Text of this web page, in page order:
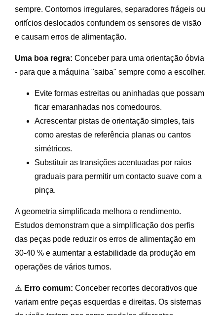
sempre. Contornos irregulares, separadores frágeis ou
orifícios deslocados confundem os sensores de visão
e causam erros de alimentação.
Uma boa regra: Conceber para uma orientação óbvia
- para que a máquina "saiba" sempre como a escolher.
Evite formas estreitas ou aninhadas que possam
ficar emaranhadas nos comedouros.
Acrescentar pistas de orientação simples, tais
como arestas de referência planas ou cantos
simétricos.
Substituir as transições acentuadas por raios
graduais para permitir um contacto suave com a
pinça.
A geometria simplificada melhora o rendimento.
Estudos demonstram que a simplificação dos perfis
das peças pode reduzir os erros de alimentação em
30-40 % e aumentar a estabilidade da produção em
operações de vários turnos.
⚠️ Erro comum: Conceber recortes decorativos que
variam entre peças esquerdas e direitas. Os sistemas